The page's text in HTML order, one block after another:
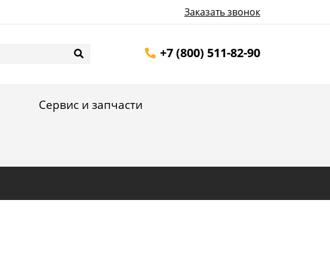
Заказать звонок
+7 (800) 511-82-90
Сервис и запчасти